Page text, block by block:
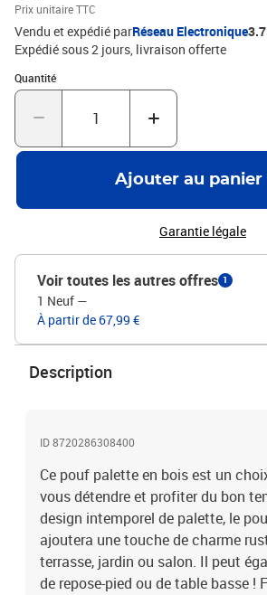
vous et vos invités. Ce pouf en bois est
servir comme une partie de l’ensemble de
également être utilisé comme une table
combiner avec d’autres segments
pied et un canapé d’angle pour créer vos
salon de jardin ! Remarque : afin de
avec une housse imperméable.Couleur du
: pin, imprégné de noirMatériau du coussin :
polyester)Dimensions du repose-pied : 60 x
H)Dimensions du coussin : 58 x 58 x 10 cm
utilisation à l'intérieur et à
Prix unitaire TTC
Vendu et expédié parRéseau Electronique
Expédié sous 2 jours livraison offerte
Quantité
Quantité : 1
Ajouter au panier
Garantie légale
Voir toutes les autres offres 1
1 Neuf —
À partir de 67,99 €
Description
ID 8720286308400
Ce pouf palette en bois est un
vous détendre et profiter du bon
design intemporel de palette, le
ajoutera une touche de charme
terrasse, jardin ou salon. Il peut
de repose-pied ou de table basse !